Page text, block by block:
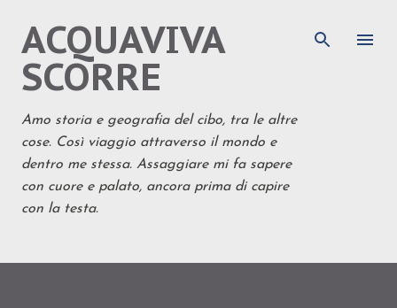
ACQUAVIVA
SCORRE
Amo storia e geografia del cibo, tra le altre
cose. Così viaggio attraverso il mondo e
dentro me stessa. Assaggiare mi fa sapere
con cuore e palato, ancora prima di capire
con la testa.